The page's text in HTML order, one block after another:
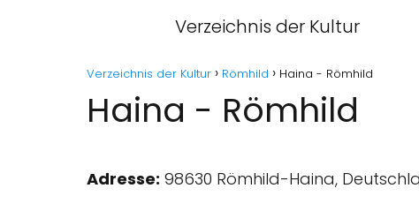
Verzeichnis der Kultur
Verzeichnis der Kultur Römhild Haina - Römhild
Haina - Römhild
Adresse: 98630 Römhild-Haina,